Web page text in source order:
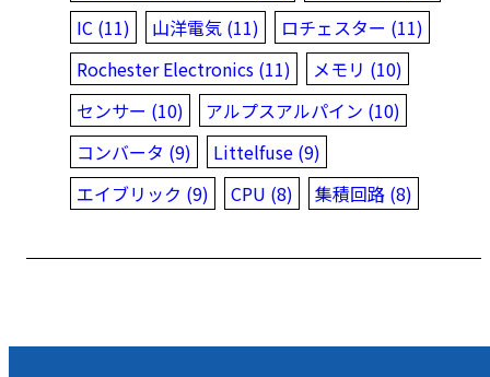
IC (11)
山洋電気 (11)
ロチェスター (11)
Rochester Electronics (11)
メモリ (10)
センサー (10)
アルプスアルパイン (10)
コンバータ (9)
Littelfuse (9)
エイブリック (9)
CPU (8) 集積回路 (8)